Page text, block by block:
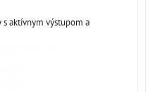
aktívnym výstupom a